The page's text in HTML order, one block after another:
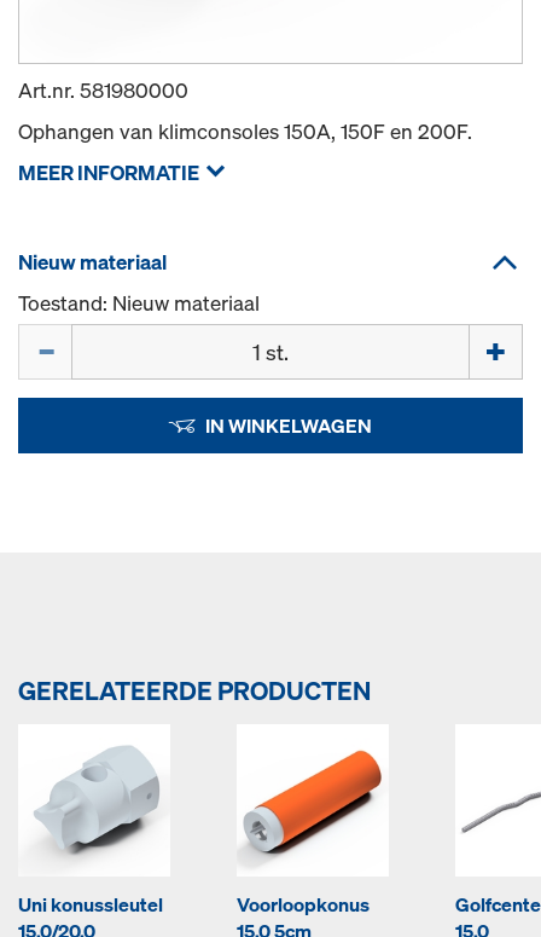
Art.nr. 581980000
Ophangen van klimconsoles 150A, 150F en 200F.
MEER INFORMATIE
Nieuw materiaal
Toestand: Nieuw materiaal
IN WINKELWAGEN
GERELATEERDE PRODUCTEN
Uni konussleutel
15,0/20,0
Voorloopkonus
15,0 5cm
15,0